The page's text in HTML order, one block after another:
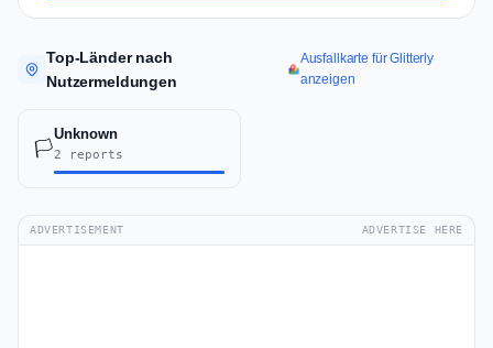
Top-Länder nach
Nutzermeldungen
Ausfallkarte für Glitterly
anzeigen
🏳️
Unknown
2 reports
ADVERTISEMENT ADVERTISE HERE